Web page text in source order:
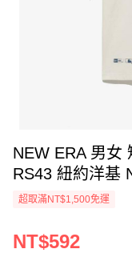
NEW ERA 男女
RS43 紐約洋基
超取滿NT$1,500免運
NT$592